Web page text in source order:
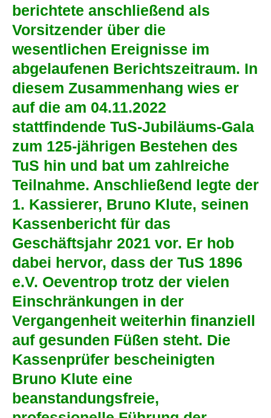
berichtete anschließend als
Vorsitzender über die
wesentlichen Ereignisse im
abgelaufenen Berichtszeitraum. In
diesem Zusammenhang wies er
auf die am 04.11.2022
stattfindende TuS-Jubiläums-Gala
zum 125-jährigen Bestehen des
TuS hin und bat um zahlreiche
Teilnahme. Anschließend legte der
1. Kassierer, Bruno Klute, seinen
Kassenbericht für das
Geschäftsjahr 2021 vor. Er hob
dabei hervor, dass der TuS 1896
e.V. Oeventrop trotz der vielen
Einschränkungen in der
Vergangenheit weiterhin finanziell
auf gesunden Füßen steht. Die
Kassenprüfer bescheinigten
Bruno Klute eine
beanstandungsfreie,